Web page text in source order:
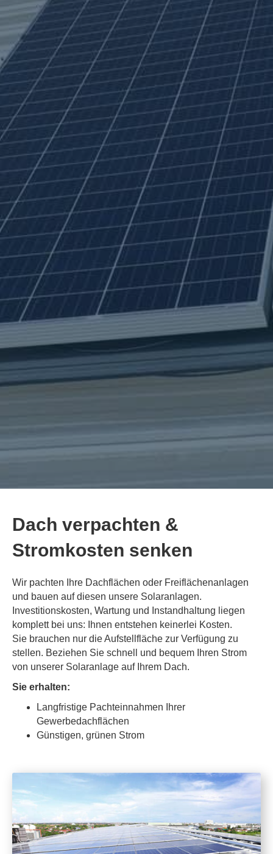
Dach verpachten &
Stromkosten senken
Wir pachten Ihre Dachflächen oder Freiflächenanlagen
und bauen auf diesen unsere Solaranlagen.
Investitionskosten, Wartung und Instandhaltung liegen
komplett bei uns: Ihnen entstehen keinerlei Kosten.
Sie brauchen nur die Aufstellfläche zur Verfügung zu
stellen. Beziehen Sie schnell und bequem Ihren Strom
von unserer Solaranlage auf Ihrem Dach.
Sie erhalten:
Langfristige Pachteinnahmen Ihrer
Gewerbedachflächen
Günstigen, grünen Strom